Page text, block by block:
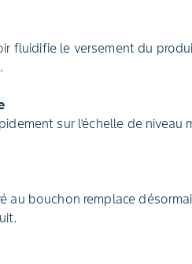
fluidifie le versement du
sur l’échelle de niveau
au bouchon remplace